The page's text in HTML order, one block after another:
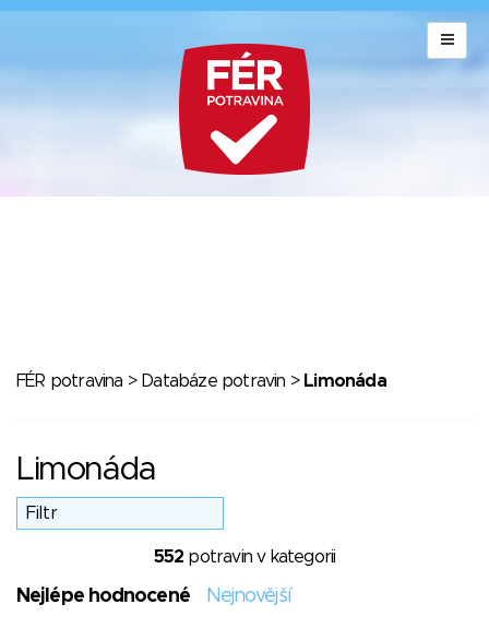
FÉR potravina > Databáze potravin > Limonáda
Limonáda
552 potravin v kategorii
Nejlépe hodnocené Nejnovější